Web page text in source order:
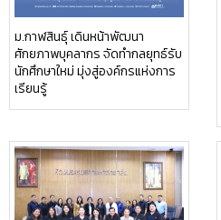
ม.กาฬสินธุ์ เดินหน้าพัฒนา
ศักยภาพบุคลากร จัดทำกลยุทธ์รับ
นักศึกษาใหม่ มุ่งสู่องค์กรแห่งการ
เรียนรู้